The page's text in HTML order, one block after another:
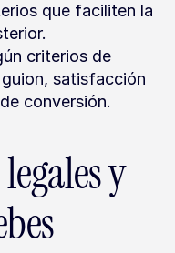
que faciliten la
criterios de
satisfacción
conversión.
y